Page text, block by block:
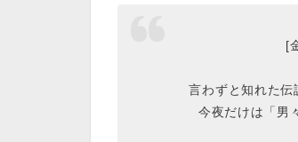
[
言わずと知れた伝
今夜だけは「男